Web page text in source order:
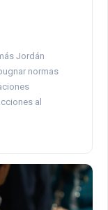
Jordán
normas
al